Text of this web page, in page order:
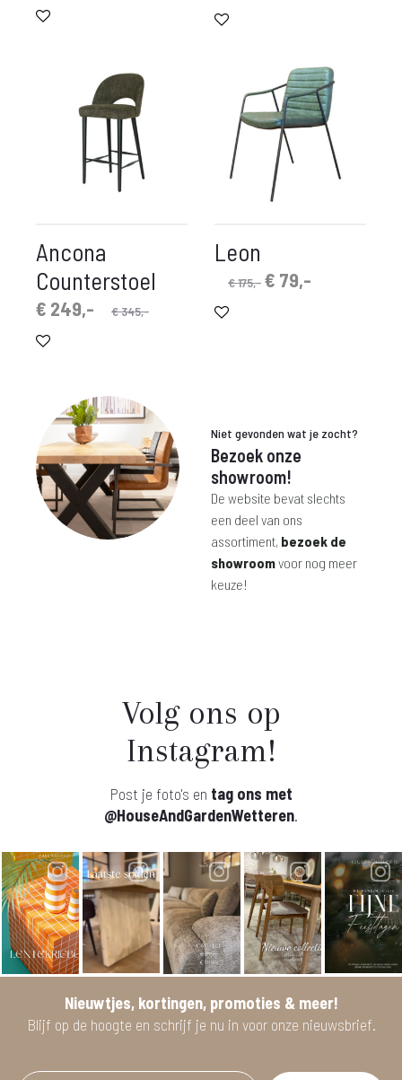
€ 330,-.€ 215,-.
Ancona
Counterstoel
€345,-
€ 249,-
prijs
Leon
€175,- Oorspronkelijke
€ 79,-
Niet gevonden wat je zocht?
Bezoek onze
showroom!
De website bevat slechts
een deel van ons
assortiment, bezoek de
showroomvoor nog meer
keuze!
Volg ons op
Instagram!
Post je foto's en tag ons met
@HouseAndGardenWetteren.
Nieuwtjes, kortingen, promoties & meer!
Blijf op de hoogte en schrijf je nu in voor onze nieuwsbrief.